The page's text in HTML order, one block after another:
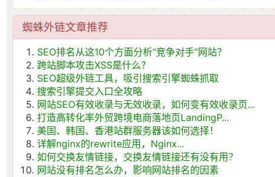
蜘蛛外链文章推荐
SEO排名从这10个方面分析“竞争对手”网站？
跨站脚本攻击XSS是什么？
SEO超级外链工具，吸引搜索引擎蜘蛛抓取
搜索引擎提交入口全攻略
网站SEO有效收录与无效收录，如何变有效收录页...
打造高转化率外贸跨境电商落地页LandingP...
美国、韩国、香港站群服务器该如何选择！
详解nginx的rewrite应用，Nginx...
如何交换友情链接，交换友情链接还有没有用？
网站没有排名怎么办，影响网站排名的因素